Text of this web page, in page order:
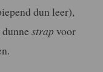
dun leer),
strap voor